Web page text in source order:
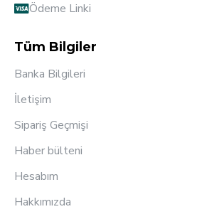
Ödeme Linki
Tüm Bilgiler
Banka Bilgileri
İletişim
Sipariş Geçmişi
Haber bülteni
Hesabım
Hakkımızda